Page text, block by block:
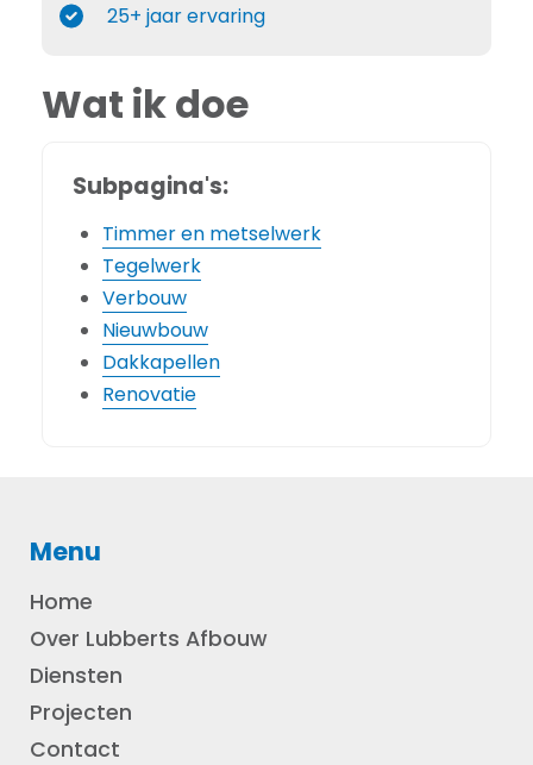
25+ jaar ervaring
Wat ik doe
Subpagina's:
Timmer en metselwerk
Tegelwerk
Verbouw
Nieuwbouw
Dakkapellen
Renovatie
Menu
Home
Over Lubberts Afbouw
Diensten
Projecten
Contact